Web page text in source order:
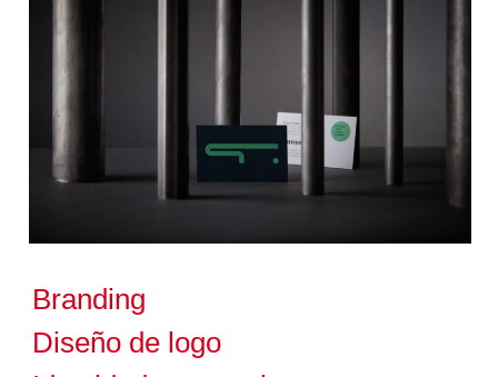
Branding
Diseño de logo